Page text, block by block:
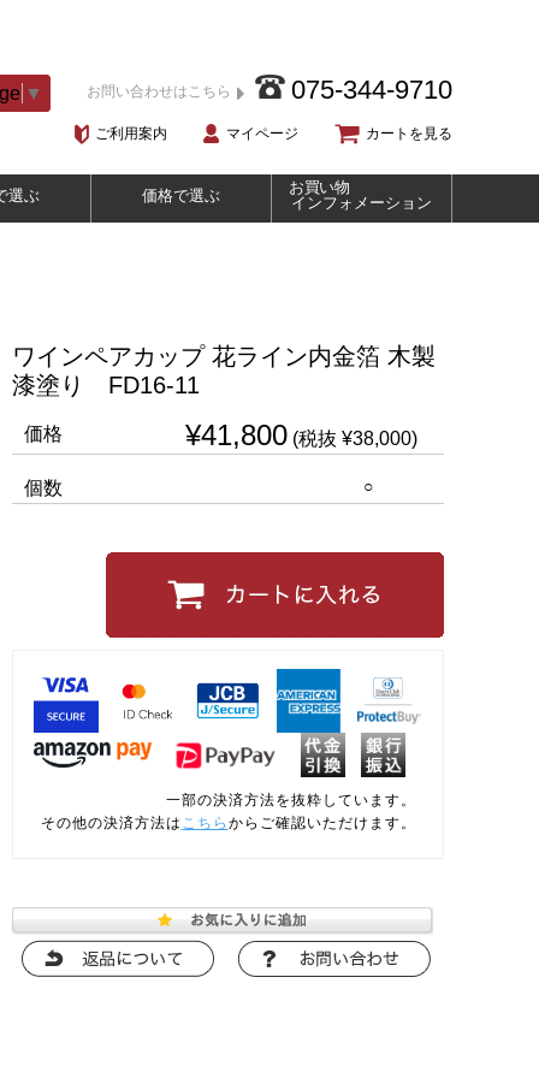
▼ お問い合わせはこちら 075-344-9710
ご利用案内 マイページ カートを見る
選ぶ 価格で選ぶ
お買い物
インフォメーション
ワインペアカップ 花ライン内金箔 木製
漆塗り FD16-11
価格 ¥41,800 (税抜 ¥38,000)
個数 ○
一部の決済方法を抜粋しています。
その他の決済方法は こちら からご確認いただけます。